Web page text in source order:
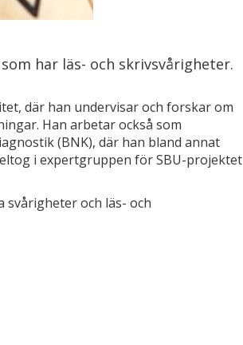
har läs- och skrivsvårigheter.
där han undervisar och forskar om
Han arbetar också som
(BNK), där han bland annat
i expertgruppen för SBU-projektet
och läs- och